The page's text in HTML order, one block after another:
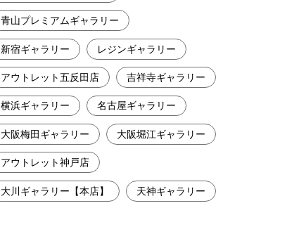
青山プレミアムギャラリー
新宿ギャラリー レジンギャラリー
アウトレット五反田店 吉祥寺ギャラリー
横浜ギャラリー 名古屋ギャラリー
大阪梅田ギャラリー 大阪堀江ギャラリー
アウトレット神戸店
大川ギャラリー【本店】 天神ギャラリー